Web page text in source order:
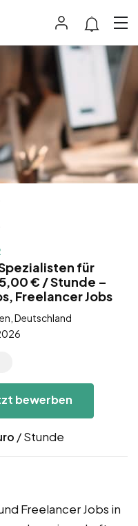
für
€ / Stunde –
Freelancer Jobs
Deutschland
bewerben
/ Stunde
Freelancer Jobs in